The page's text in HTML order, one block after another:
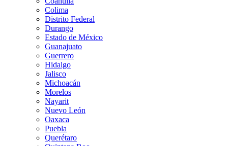
Colima
Distrito Federal
Durango
Estado de México
Guanajuato
Guerrero
Hidalgo
Jalisco
Michoacán
Morelos
Nayarit
Nuevo León
Oaxaca
Puebla
Querétaro